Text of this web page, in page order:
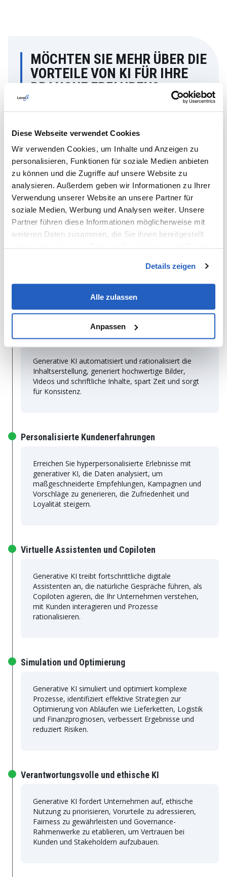
Diese Webseite verwendet Cookies
Wir verwenden Cookies, um Inhalte und Anzeigen zu
personalisieren, Funktionen für soziale Medien anbieten
zu können und die Zugriffe auf unsere Website zu
analysieren. Außerdem geben wir Informationen zu Ihrer
Verwendung unserer Website an unsere Partner für
soziale Medien, Werbung und Analysen weiter. Unsere
Partner führen diese Informationen möglicherweise mit
weiteren Daten zusammen, die Sie ihnen bereitgestellt
Details zeigen
Alle zulassen
Anpassen
MÖCHTEN SIE MEHR ÜBER DIE
VORTEILE VON KI FÜR IHRE
BRANCHE ERFAHREN?
Generative KI für Ihr Unternehmen
Generative KI automatisiert und rationalisiert die
Inhaltserstellung, generiert hochwertige Bilder,
Videos und schriftliche Inhalte, spart Zeit und sorgt
für Konsistenz.
Erreichen Sie hyperpersonalisierte Erlebnisse mit
generativer KI, die Daten analysiert, um
maßgeschneiderte Empfehlungen, Kampagnen und
Vorschläge zu generieren, die Zufriedenheit und
Loyalität steigern.
Personalisierte Kundenerfahrungen
Generative KI treibt fortschrittliche digitale
Assistenten an, die natürliche Gespräche führen, als
Copiloten agieren, die Ihr Unternehmen verstehen,
mit Kunden interagieren und Prozesse
rationalisieren.
Virtuelle Assistenten und Copiloten
Generative KI simuliert und optimiert komplexe
Prozesse, identifiziert effektive Strategien zur
Optimierung von Abläufen wie Lieferketten, Logistik
und Finanzprognosen, verbessert Ergebnisse und
reduziert Risiken.
Simulation und Optimierung
Generative KI fordert Unternehmen auf, ethische
Nutzung zu priorisieren, Vorurteile zu adressieren,
Fairness zu gewährleisten und Governance-
Rahmenwerke zu etablieren, um Vertrauen bei
Kunden und Stakeholdern aufzubauen.
Verantwortungsvolle und ethische KI